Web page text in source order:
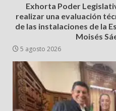
Exhorta Poder
realizar una evaluación
de las instalaciones de la
Moisés
5 agosto 2026